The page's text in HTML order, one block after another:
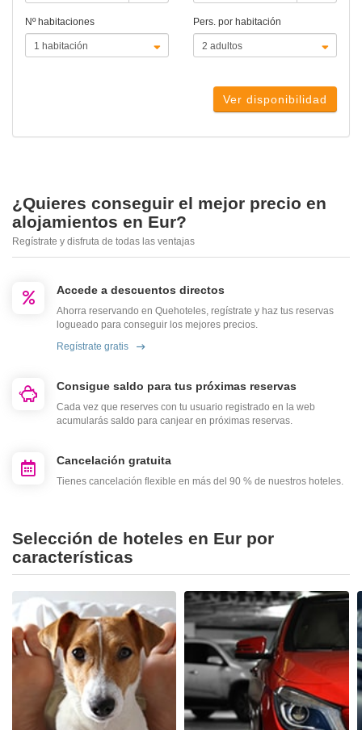
Nº habitaciones Pers. por habitación
Ver disponibilidad
¿Quieres conseguir el mejor precio en
alojamientos en Eur?
Regístrate y disfruta de todas las ventajas
Accede a descuentos directos
Ahorra reservando en Quehoteles, regístrate y haz tus reservas
logueado para conseguir los mejores precios.
Regístrate gratis
Consigue saldo para tus próximas reservas
Cada vez que reserves con tu usuario registrado en la web
acumularás saldo para canjear en próximas reservas.
Cancelación gratuita
Tienes cancelación flexible en más del 90 % de nuestros hoteles.
Selección de hoteles en Eur por
características